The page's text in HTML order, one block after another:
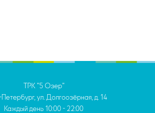
Каждый день 10:00 - 22:00
ТРК "5 Озер"
ул. Долгоозёрная, д. 14